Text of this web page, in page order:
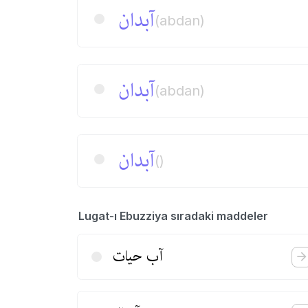
آبدان(abdan)
آبدان(abdan)
آبدان()
Lugat-ı Ebuzziya sıradaki maddeler
آب حیات